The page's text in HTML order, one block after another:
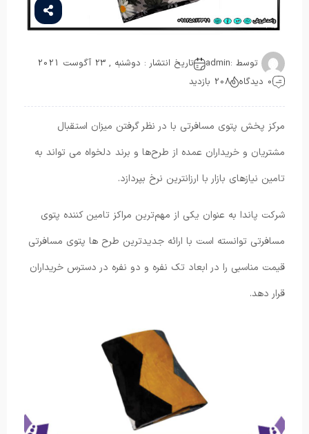
توسط :admin
تاریخ انتشار : دوشنبه , 23 آگوست 2021
0 دیدگاه
208 بازدید
مرکز پخش پتوی مسافرتی با در نظر گرفتن میزان استقبال
مشتریان و خریداران عمده از طرح‌ها و برند دلخواه می تواند به
تامین نیازهای بازار با ارزانترین نرخ بپردازد.
شرکت پاندا به عنوان یکی از مهم‌ترین مراکز تامین کننده پتوی
مسافرتی توانسته است با ارائه جدیدترین طرح ها پتوی مسافرتی
قیمت مناسبی را در ابعاد تک نفره و دو نفره در دسترس خریداران
قرار دهد.